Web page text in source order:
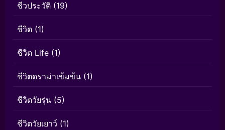
ชีวประวัติ (19)
ชีวิต (1)
ชีวิต Life (1)
ชีวิตดราม่าเข้มข้น (1)
ชีวิตวัยรุ่น (5)
ชีวิตวัยเยาว์ (1)